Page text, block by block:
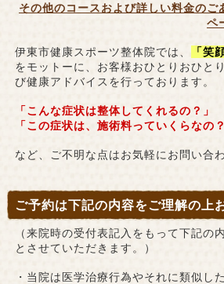
その他のコースおよび詳しい料金のご
ペ
伊東市健康スポーツ整体院では、
「笑
をモットーに、お客様おひとりおひと
び健康アドバイスを行っております。
「こんな症状は整体してくれるの？」
「この症状は、施術料っていくらなの？
など、ご不明な点はお気軽にお問い合
ご予約は下記の内容をご理解の上
（来院時の受付表記入をもって下記の
とさせていただきます。）
・当院は医学治療行為やそれに類似し